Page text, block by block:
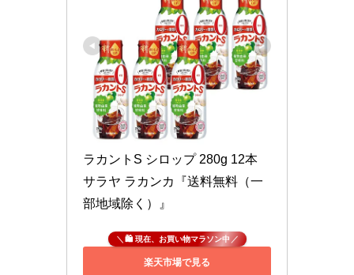
ラカントS シロップ 280g 12本
サラヤ ラカンカ『送料無料（一
部地域除く）』
🛍 現在、お買い物マラソン中
楽天市場で見る